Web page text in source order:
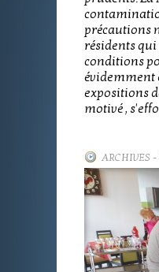
précautions
résidents
conditions
évidemment
expositions
motivé ,
ARCHIVES -